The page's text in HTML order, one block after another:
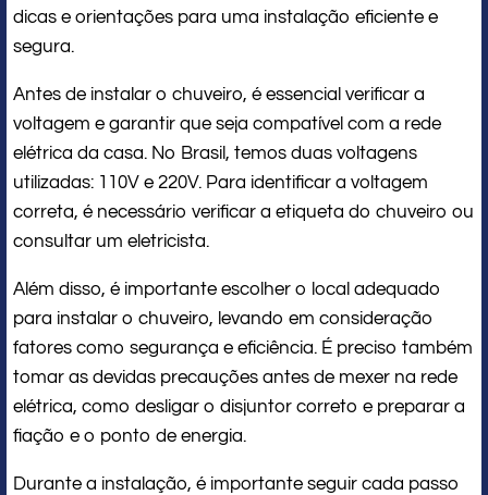
dicas e orientações para uma instalação eficiente e
segura.
Antes de instalar o chuveiro, é essencial verificar a
voltagem e garantir que seja compatível com a rede
elétrica da casa. No Brasil, temos duas voltagens
utilizadas: 110V e 220V. Para identificar a voltagem
correta, é necessário verificar a etiqueta do chuveiro ou
consultar um eletricista.
Além disso, é importante escolher o local adequado
para instalar o chuveiro, levando em consideração
fatores como segurança e eficiência. É preciso também
tomar as devidas precauções antes de mexer na rede
elétrica, como desligar o disjuntor correto e preparar a
fiação e o ponto de energia.
Durante a instalação, é importante seguir cada passo